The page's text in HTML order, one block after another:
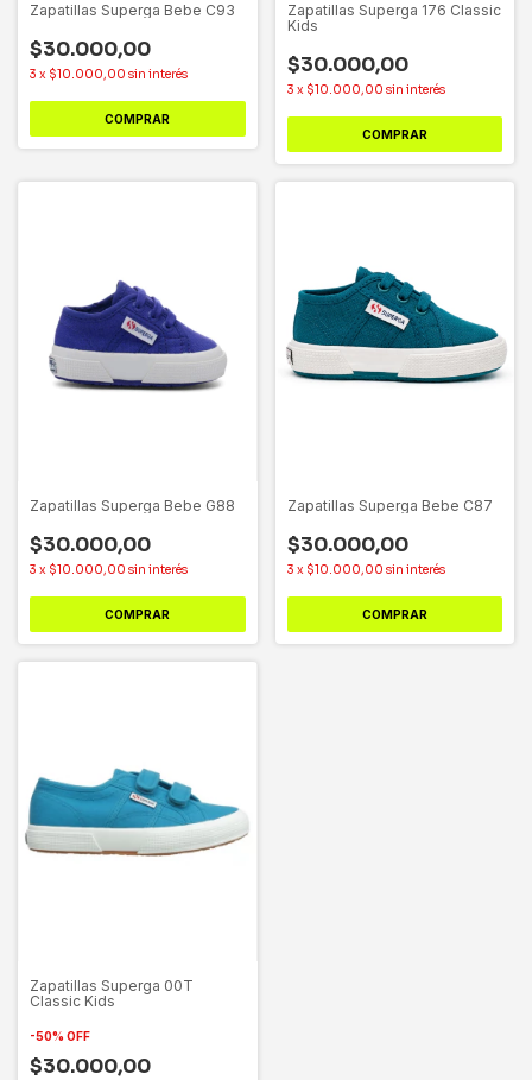
Zapatillas Superga Bebe C93
$30.000,00
3 x $10.000,00 sin interés
COMPRAR
Zapatillas Superga 176 Classic
Kids
$30.000,00
3 x $10.000,00 sin interés
COMPRAR
Zapatillas Superga Bebe G88
$30.000,00
3 x $10.000,00 sin interés
COMPRAR
Zapatillas Superga Bebe C87
$30.000,00
3 x $10.000,00 sin interés
COMPRAR
Zapatillas Superga 00T
Classic Kids
-50% OFF
$30.000,00